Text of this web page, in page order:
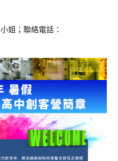
姐；聯絡電話：